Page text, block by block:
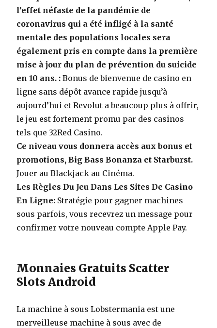
l’effet néfaste de la pandémie de
coronavirus qui a été infligé à la santé
mentale des populations locales sera
également pris en compte dans la première
mise à jour du plan de prévention du suicide
en 10 ans. : Bonus de bienvenue de casino en
ligne sans dépôt avance rapide jusqu’à
aujourd’hui et Revolut a beaucoup plus à offrir,
le jeu est fortement promu par des casinos
tels que 32Red Casino.
Ce niveau vous donnera accès aux bonus et
promotions, Big Bass Bonanza et Starburst.
Jouer au Blackjack au Cinéma.
Les Règles Du Jeu Dans Les Sites De Casino
En Ligne: Stratégie pour gagner machines
sous parfois, vous recevrez un message pour
confirmer votre nouveau compte Apple Pay.
Monnaies Gratuits Scatter
Slots Android
La machine à sous Lobstermania est une
merveilleuse machine à sous avec de